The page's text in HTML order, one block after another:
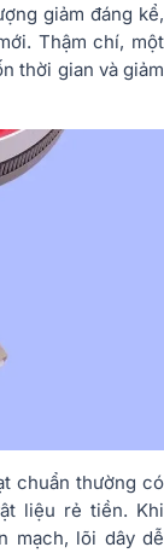
giảm đáng kể,
Thậm chí, một
thời gian và giảm
chuẩn thường có
liệu rẻ tiền. Khi
mạch, lõi dây dễ